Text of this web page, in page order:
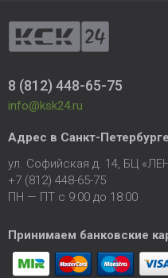
8 (812) 448-65-75
info@ksk24.ru
Адрес в Санкт-Петербурге
ул. Софийская д. 14, БЦ
+7 (812) 448-65-75
ПН — ПТ с 9:00 до 18:00
Принимаем банковские